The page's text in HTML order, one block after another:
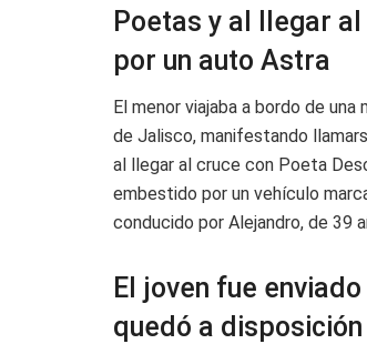
Poetas y al llegar
por un auto Astra
El menor viajaba a bordo de
de Jalisco, manifestando
al llegar al cruce con Poeta
embestido por un vehículo
conducido por Alejandro, de 39
El joven fue
quedó a